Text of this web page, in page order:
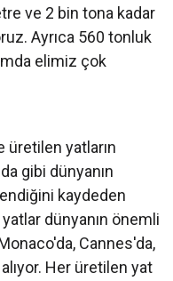
ve 2 bin tona kadar
Ayrıca 560 tonluk
elimiz çok
üretilen yatların
gibi dünyanın
kaydeden
dünyanın önemli
Cannes'da,
Her üretilen yat